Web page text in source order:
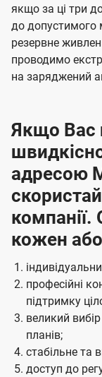
якщо за ці три
до допустимого
резервне
проводимо
на заряджений
Якщо Вас
адресою
кожен
професійні
підтримку
великий
планів;
стабільне та
доступ до